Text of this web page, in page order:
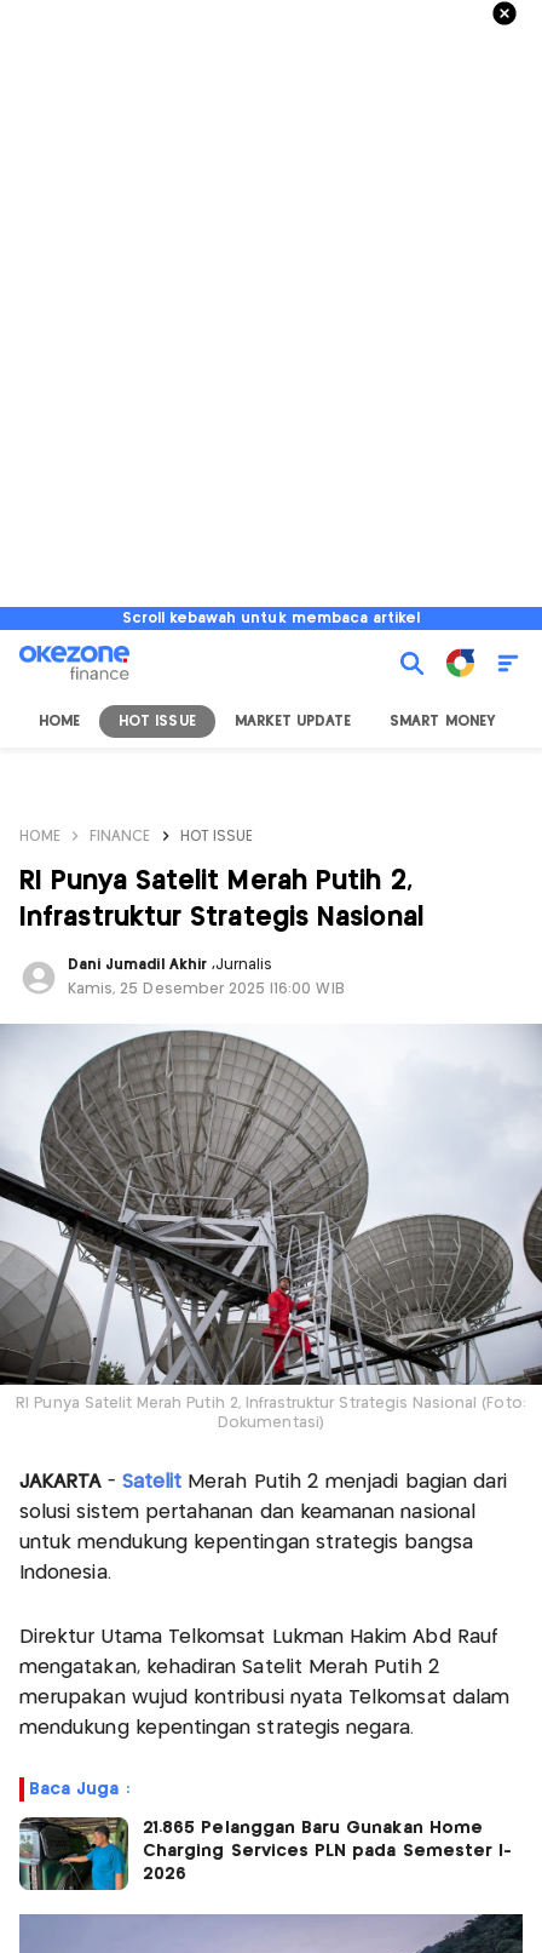
Scroll kebawah untuk membaca artikel
HOME HOT ISSUE MARKET UPDATE SMART MONEY
HOME FINANCE HOT ISSUE
RI Punya Satelit Merah Putih 2,
Infrastruktur Strategis Nasional
Dani Jumadil Akhir ,Jurnalis
Kamis, 25 Desember 2025 |16:00 WIB
RI Punya Satelit Merah Putih 2, Infrastruktur Strategis Nasional (Foto:
Dokumentasi)
JAKARTA- Satelit Merah Putih 2 menjadi bagian dari
solusi sistem pertahanan dan keamanan nasional
untuk mendukung kepentingan strategis bangsa
Indonesia.
Direktur Utama Telkomsat Lukman Hakim Abd Rauf
mengatakan, kehadiran Satelit Merah Putih 2
merupakan wujud kontribusi nyata Telkomsat dalam
mendukung kepentingan strategis negara.
Baca Juga :
21.865 Pelanggan Baru Gunakan Home
Charging Services PLN pada Semester I-
2026